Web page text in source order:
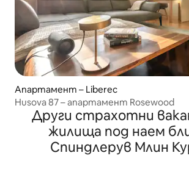
Апартамент – Liberec
Husova 87 – апартамент Rosewood
Други страхотни
жилища под наем
Спиндлерув Млин